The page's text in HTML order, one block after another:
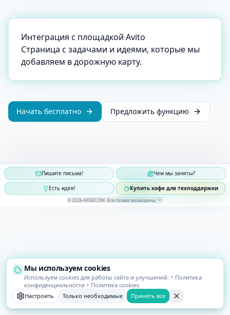
Интеграция с площадкой Avito
Страница с задачами и идеями, которые мы
добавляем в дорожную карту.
Начать бесплатно Предложить функцию
Пишите письма! Чем мы заняты?
Есть идея! Купить кофе для техподдержки
© 2026ARBICOM Все права защищены
Мы используем cookies
Используем cookies для работы сайта и улучшений. • Политика
конфиденциальности • Политика cookies
Настроить
Только необходимые Принять все